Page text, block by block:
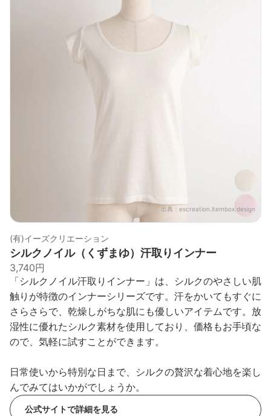
出典： escreation.itembox.design
(有)イーズクリエーション
シルクノイル（くずまゆ）汗取りインナー
3,740円
「シルクノイル汗取りインナー」は、シルクのやさしい肌
触りが特徴のインナーシリーズです。汗をかいてもすぐに
さらさらで、乾燥しがちな肌にも優しいアイテムです。放
湿性に優れたシルク素材を使用しており、価格もお手頃な
ので、気軽に試すことができます。
日常使いから特別な日まで、シルクの贅沢な着心地を楽し
んでみてはいかがでしょうか。
公式サイトで詳細を見る